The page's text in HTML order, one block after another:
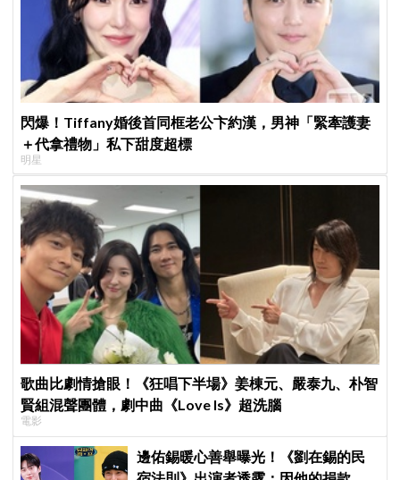
閃爆！Tiffany婚後首同框老公卞約漢，男神「緊牽護妻
＋代拿禮物」私下甜度超標
明星
歌曲比劇情搶眼！《狂唱下半場》姜棟元、嚴泰九、朴智
賢組混聲團體，劇中曲《Love Is》超洗腦
電影
邊佑錫暖心善舉曝光！《劉在錫的民